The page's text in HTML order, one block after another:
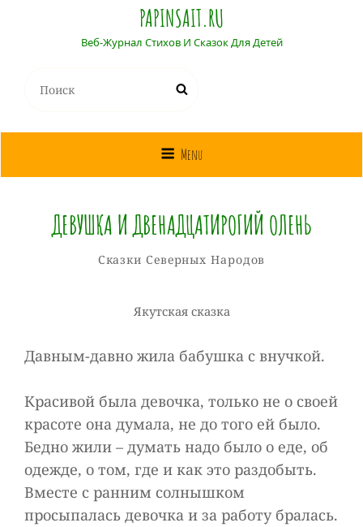
PAPINSAIT.RU
Веб-Журнал Стихов И Сказок Для Детей
Menu
ДЕВУШКА И ДВЕНАДЦАТИРОГИЙ ОЛЕНЬ
Рубрики
Сказки Северных Народов
Якутская сказка
Давным-давно жила бабушка с внучкой.
Красивой была девочка, только не о своей
красоте она думала, не до того ей было.
Бедно жили – думать надо было о еде, об
одежде, о том, где и как это раздобыть.
Вместе с ранним солнышком
просыпалась девочка и за работу бралась.